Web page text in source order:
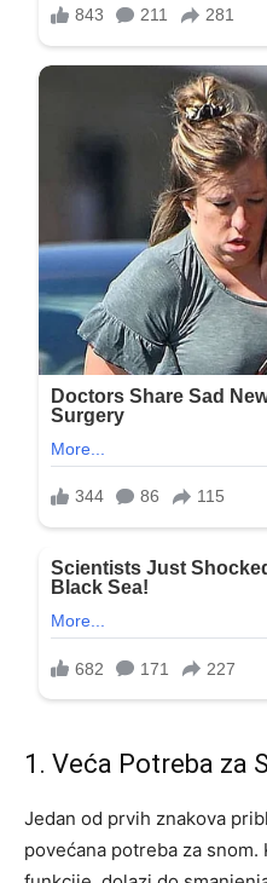
1. Veća Potreba za
Jedan od prvih znakova
povećana potreba za